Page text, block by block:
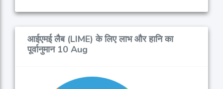
आईएमई लैब (LIME) के लिए लाभ और हानि का
पूर्वानुमान 10 Aug